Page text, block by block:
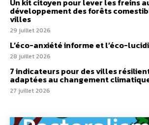
Un kit citoyen pour lever les freins
développement des forêts
villes
29 juillet 2026
L’éco-anxiété informe et l’éco-
28 juillet 2026
7 indicateurs pour des villes
adaptées au changement
27 juillet 2026